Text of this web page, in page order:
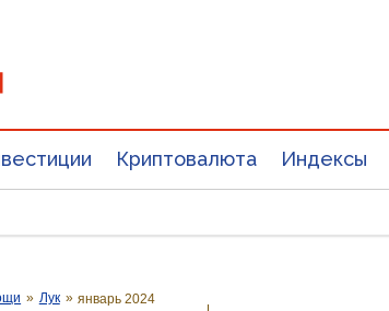
Криптовалюта Индексы
» Лук » январь 2024